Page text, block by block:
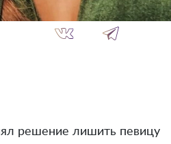
решение лишить певицу